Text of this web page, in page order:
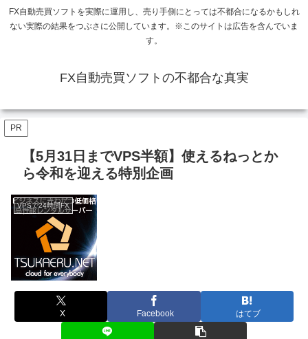
FX自動売買ソフトを実際に運用し、売り手側にとっては不都合になるかもしれ
ない実際の結果をつぶさに公開しています。※このサイトは広告を含んでいま
す。
FX自動売買ソフトの不都合な真実
PR
【5月31日までVPS半額】使えるねっとか
ら令和を迎える特別企画
VPSで24時間FX
X Facebook はてブ